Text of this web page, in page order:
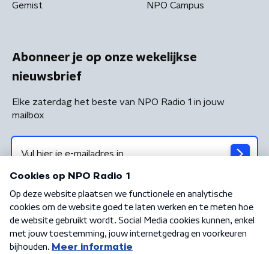
Gemist NPO Campus
Abonneer je op onze wekelijkse
nieuwsbrief
Elke zaterdag het beste van NPO Radio 1 in jouw
mailbox
Algemene voorwaarden